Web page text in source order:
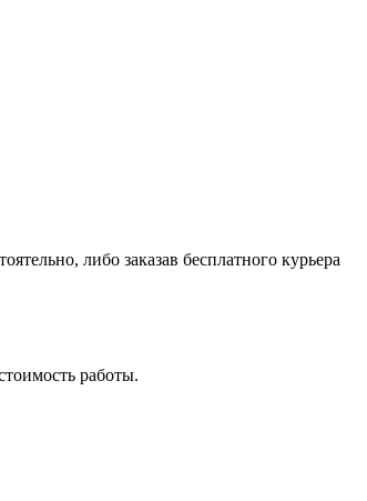
либо заказав бесплатного курьера
работы.